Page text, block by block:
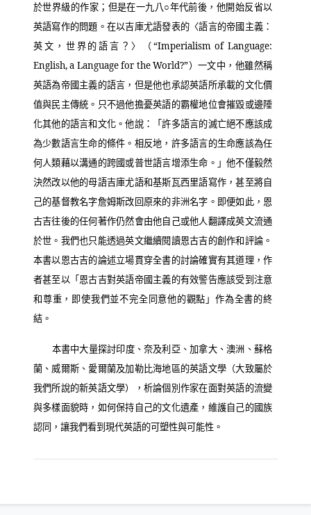
於世界級的作家；但是在一九八○年代前後，他開始反省以
英語寫作的問題。在以吉庫尤語發表的〈語言的帝國主義：
英文，世界的語言？〉（“Imperialism of Language:
English, a Language for the World?”）一文中，他雖然稱
英語為帝國主義的語言，但是他也承認英語所承載的文化價
值與民主傳統。只不過他擔憂英語的霸權地位會摧毀或邊陲
化其他的語言和文化。他說：「許多語言的滅亡絕不應該成
為少數語言生命的條件。相反地，許多語言的生命應該為任
何人類藉以溝通的跨國或普世語言增添生命。」他不僅毅然
決然改以他的母語吉庫尤語和基斯瓦西里語寫作，甚至將自
己的基督教名字詹姆斯改回原來的非洲名字。即便如此，恩
古吉往後的任何著作仍然會由他自己或他人翻譯成英文流通
於世。我們也只能透過英文繼續閱讀恩古吉的創作和評論。
本書以恩古吉的論述立場貫穿全書的討論確實有其道理，作
者甚至以「恩古吉對英語帝國主義的有效警告應該受到注意
和尊重，即使我們並不完全同意他的觀點」作為全書的終
結。
本書中大量探討印度、奈及利亞、加拿大、澳洲、蘇格
蘭、威爾斯、愛爾蘭及加勒比海地區的英語文學（大致屬於
我們所說的新英語文學），析論個別作家在面對英語的流變
與多樣面貌時，如何保持自己的文化遺產，維護自己的國族
認同，讓我們看到現代英語的可塑性與可能性。